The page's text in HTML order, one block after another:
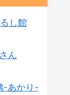
し館
ん
-あかり-